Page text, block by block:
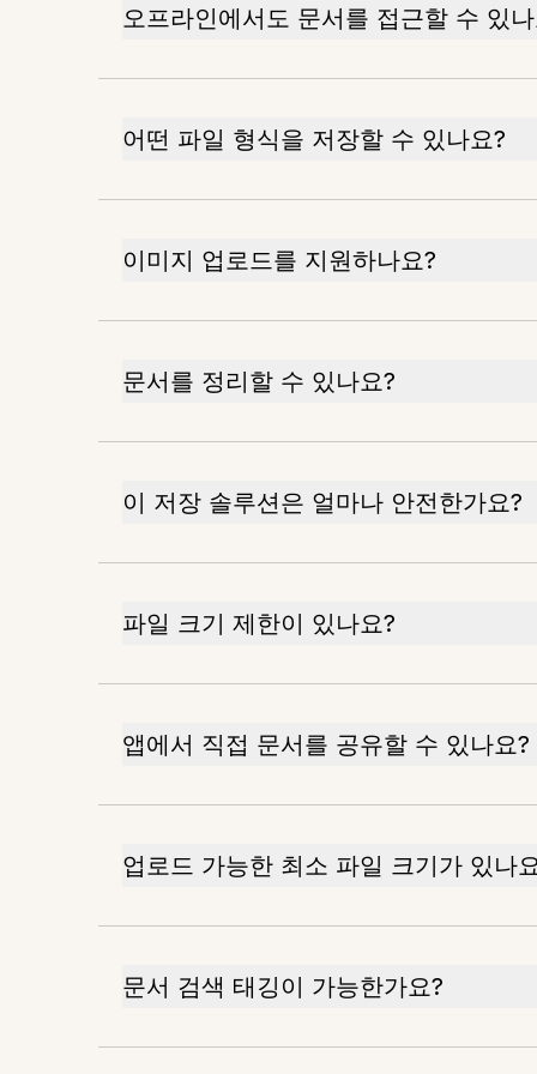
오프라인에서도 문서를 접근할 수 있
어떤 파일 형식을 저장할 수 있나요?
이미지 업로드를 지원하나요?
문서를 정리할 수 있나요?
이 저장 솔루션은 얼마나 안전한가요?
파일 크기 제한이 있나요?
앱에서 직접 문서를 공유할 수 있나요?
업로드 가능한 최소 파일 크기가 있나
문서 검색 태깅이 가능한가요?